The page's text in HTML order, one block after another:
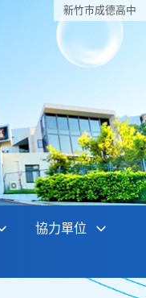
新竹巿成德高中
協力單位